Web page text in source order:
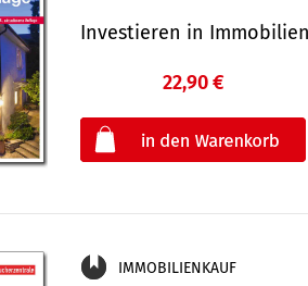
Investieren in Immobilien
22,90 €
IMMOBILIENKAUF